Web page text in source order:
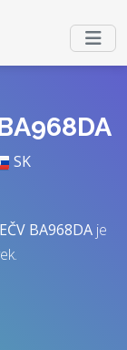
SK
EČV BA968DAje